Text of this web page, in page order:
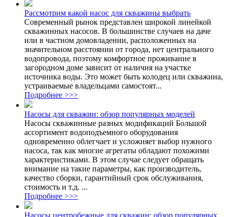
Рассмотрим какой насос для скважины выбрать
Современный рынок представлен широкой линейкой
скважинных насосов. В большинстве случаев на даче
или в частном домовладении, расположенных на
значительном расстоянии от города, нет центрального
водопровода, поэтому комфортное проживание в
загородном доме зависит от наличия на участке
источника воды. Это может быть колодец или скважина,
устраиваемые владельцами самостоят...
Подробнее >>>
Насосы для скважин: обзор популярных моделей
Насосы скважинные разных модификаций Большой
ассортимент водоподъемного оборудования
одновременно облегчает и усложняет выбор нужного
насоса, так как многие агрегаты обладают похожими
характеристиками. В этом случае следует обращать
внимание на такие параметры, как производитель,
качество сборки, гарантийный срок обслуживания,
стоимость и т.д. ...
Подробнее >>>
Насосы центробежные для скважин: обзор популярных